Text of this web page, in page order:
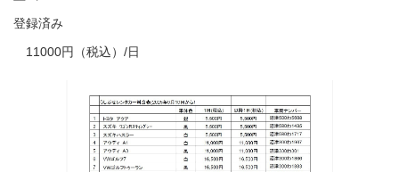
登録済み
11000円（税込）/日